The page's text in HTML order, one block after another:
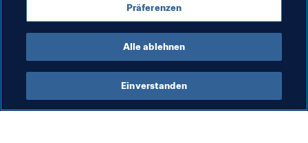
USA
Präferenzen
Alle ablehnen
Einverstanden